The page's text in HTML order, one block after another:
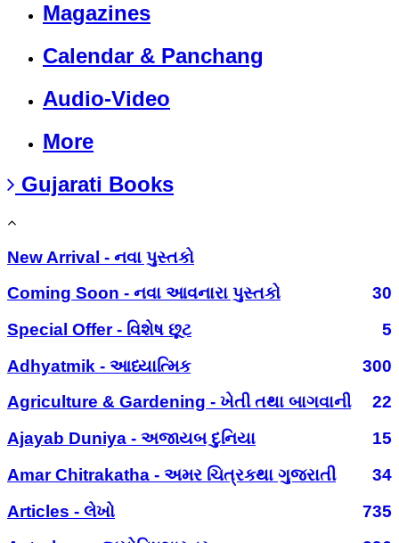
Magazines
Calendar & Panchang
Audio-Video
More
Gujarati Books
New Arrival - નવા પુસ્તકો
Coming Soon - નવા આવનારા પુસ્તકો
30
Special Offer - વિશેષ છૂટ
5
Adhyatmik - આધ્યાત્મિક
300
Agriculture & Gardening - ખેતી તથા બાગવાની
22
Ajayab Duniya - અજાયબ દુનિયા
15
Amar Chitrakatha - અમર ચિત્રકથા ગુજરાતી
34
Articles - લેખો
735